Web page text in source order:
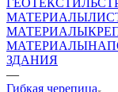
МАТЕРИАЛЫ
МАТЕРИАЛЫ
МАТЕРИАЛЫ
ЗДАНИЯ
—
Гибкая черепица